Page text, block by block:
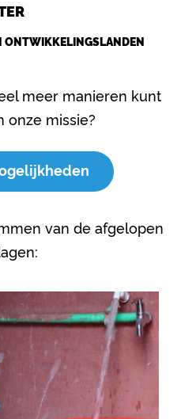
ONTWIKKELINGSLANDEN
meer manieren kunt
onze missie?
van de afgelopen